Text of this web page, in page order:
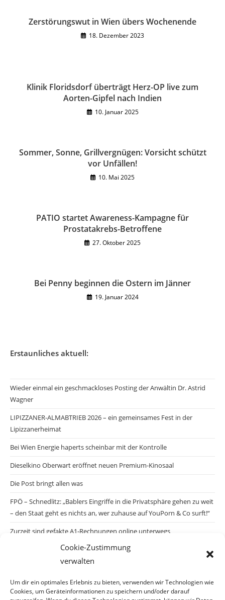
Cookie-Zustimmung
verwalten
Um dir ein optimales Erlebnis zu bieten, verwenden wir Technologien wie
Cookies, um Geräteinformationen zu speichern und/oder darauf
Zerstörungswut in Wien übers Wochenende
18. Dezember 2023
Klinik Floridsdorf überträgt Herz-OP live zum
Aorten-Gipfel nach Indien
10. Januar 2025
Sommer, Sonne, Grillvergnügen: Vorsicht schützt
vor Unfällen!
10. Mai 2025
PATIO startet Awareness-Kampagne für
Prostatakrebs-Betroffene
27. Oktober 2025
Bei Penny beginnen die Ostern im Jänner
19. Januar 2024
Erstaunliches aktuell:
Wieder einmal ein geschmackloses Posting der Anwältin Dr. Astrid
Wagner
LIPIZZANER-ALMABTRIEB 2026 – ein gemeinsames Fest in der
Lipizzanerheimat
Bei Wien Energie haperts scheinbar mit der Kontrolle
Dieselkino Oberwart eröffnet neuen Premium-Kinosaal
Die Post bringt allen was
FPÖ – Schnedlitz: „Bablers Eingriffe in die Privatsphäre gehen zu weit
– den Staat geht es nichts an, wer zuhause auf YouPorn & Co surft!“
Zurzeit sind gefakte A1-Rechnungen online unterwegs
Salzburgs Juden und ihre Sicherheit: „Erst nach einem Anschlag wäre
die Gefahr endlich konkret!“
Biologisches Wunder in Ceuta
Ein vermeintliches Abschiebemärchen